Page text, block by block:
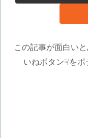
この記事が面白い
いねボタン☟をポ